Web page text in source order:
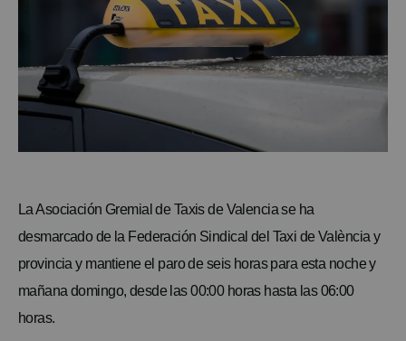
La Asociación Gremial de Taxis de Valencia se ha
desmarcado de la Federación Sindical del Taxi de València y
provincia y mantiene el paro de seis horas para esta noche y
mañana domingo, desde las 00:00 horas hasta las 06:00
horas.